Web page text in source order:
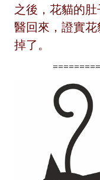
之後，花貓的
醫回來，證實
掉了。